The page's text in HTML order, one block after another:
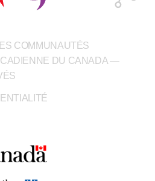
COMMUNAUTÉS
DU CANADA —